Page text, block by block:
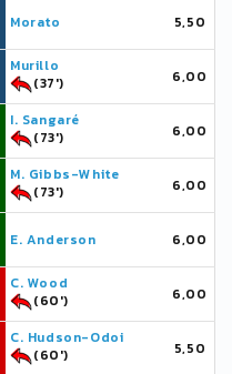
Morato 5,50
Murillo
(37')
6,00
I. Sangaré
(73')
6,00
M. Gibbs-White
(73')
6,00
E. Anderson 6,00
C. Wood
(60')
6,00
C. Hudson-Odoi
(60')
5,50